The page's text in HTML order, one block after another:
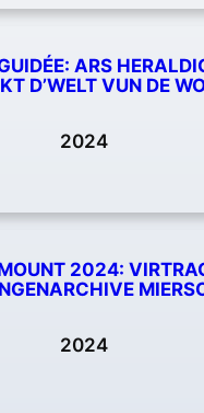
ARS
D’WELT VUN DE
2024
2024:
2024